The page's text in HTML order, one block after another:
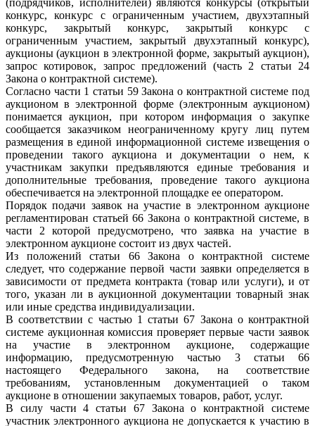
(подрядчиков, исполнителей) являются конкурсы (открытый
конкурс, конкурс с ограниченным участием, двухэтапный
конкурс, закрытый конкурс, закрытый конкурс с
ограниченным участием, закрытый двухэтапный конкурс),
аукционы (аукцион в электронной форме, закрытый аукцион),
запрос котировок, запрос предложений (часть 2 статьи 24
Закона о контрактной системе).
Согласно части 1 статьи 59 Закона о контрактной системе под
аукционом в электронной форме (электронным аукционом)
понимается аукцион, при котором информация о закупке
сообщается заказчиком неограниченному кругу лиц путем
размещения в единой информационной системе извещения о
проведении такого аукциона и документации о нем, к
участникам закупки предъявляются единые требования и
дополнительные требования, проведение такого аукциона
обеспечивается на электронной площадке ее оператором.
Порядок подачи заявок на участие в электронном аукционе
регламентирован статьей 66 Закона о контрактной системе, в
части 2 которой предусмотрено, что заявка на участие в
электронном аукционе состоит из двух частей.
Из положений статьи 66 Закона о контрактной системе
следует, что содержание первой части заявки определяется в
зависимости от предмета контракта (товар или услуги), и от
того, указан ли в аукционной документации товарный знак
или иные средства индивидуализации.
В соответствии с частью 1 статьи 67 Закона о контрактной
системе аукционная комиссия проверяет первые части заявок
на участие в электронном аукционе, содержащие
информацию, предусмотренную частью 3 статьи 66
настоящего Федерального закона, на соответствие
требованиям, установленным документацией о таком
аукционе в отношении закупаемых товаров, работ, услуг.
В силу части 4 статьи 67 Закона о контрактной системе
участник электронного аукциона не допускается к участию в